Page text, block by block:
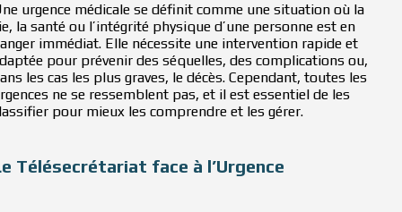
urgence médicale se définit comme une situation où la
la santé ou l’intégrité physique d’une personne est en
immédiat. Elle nécessite une intervention rapide et
pour prévenir des séquelles, des complications ou,
les cas les plus graves, le décès. Cependant, toutes les
ne se ressemblent pas, et il est essentiel de les
pour mieux les comprendre et les gérer.
Télésecrétariat face à l’Urgence